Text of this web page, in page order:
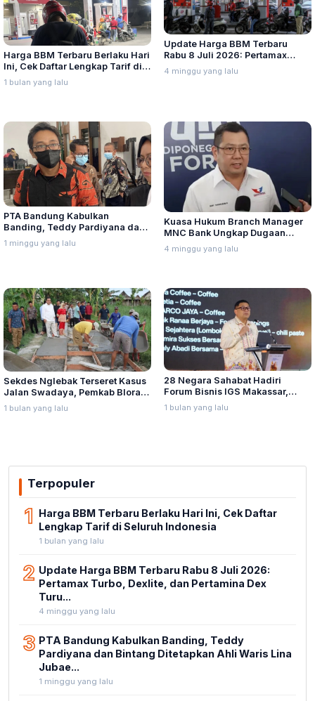
Harga BBM Terbaru Berlaku Hari
Ini, Cek Daftar Lengkap Tarif di
Seluruh Indonesia
1 bulan yang lalu
Update Harga BBM Terbaru
Rabu 8 Juli 2026: Pertamax
Turbo, Dexlite, dan Pertamina
Dex Turun
4 minggu yang lalu
PTA Bandung Kabulkan
Banding, Teddy Pardiyana dan
Bintang Ditetapkan Ahli Waris
Lina Jubaedah
1 minggu yang lalu
Kuasa Hukum Branch Manager
MNC Bank Ungkap Dugaan
Penganiayaan oleh Hary Tanoe
di MNC Towe
4 minggu yang lalu
Sekdes Nglebak Terseret Kasus
Jalan Swadaya, Pemkab Blora
Sebut Pendampingan Hukum
Bukan Kewenangannya
1 bulan yang lalu
28 Negara Sahabat Hadiri
Forum Bisnis IGS Makassar,
Munafri Tawarkan Investasi
Stadion Untia
1 bulan yang lalu
Terpopuler
1 Harga BBM Terbaru Berlaku Hari Ini, Cek Daftar
Lengkap Tarif di Seluruh Indonesia
1 bulan yang lalu
2 Update Harga BBM Terbaru Rabu 8 Juli 2026:
Pertamax Turbo, Dexlite, dan Pertamina Dex
Turu...
4 minggu yang lalu
3 PTA Bandung Kabulkan Banding, Teddy
Pardiyana dan Bintang Ditetapkan Ahli Waris Lina
Jubae...
1 minggu yang lalu